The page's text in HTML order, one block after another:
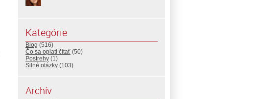
Kategórie
Blog (516)
Čo sa oplatí čítať (50)
Postrehy (1)
Silné otázky (103)
Archív